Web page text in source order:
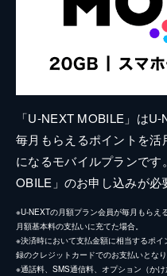
「U-NEXT MOBILE」は
毎月もらえるポイントを
になるモバイルプランで
OBILE」のお申し込みが必
※U-NEXTの月額プラン会員が毎月もら
月額基本料の支払いに充てた場合。
※決済時において支払金額に相当するポ
録のクレジットカードでのお支払いとなり
※通話料、SMS通信料、オプション（か